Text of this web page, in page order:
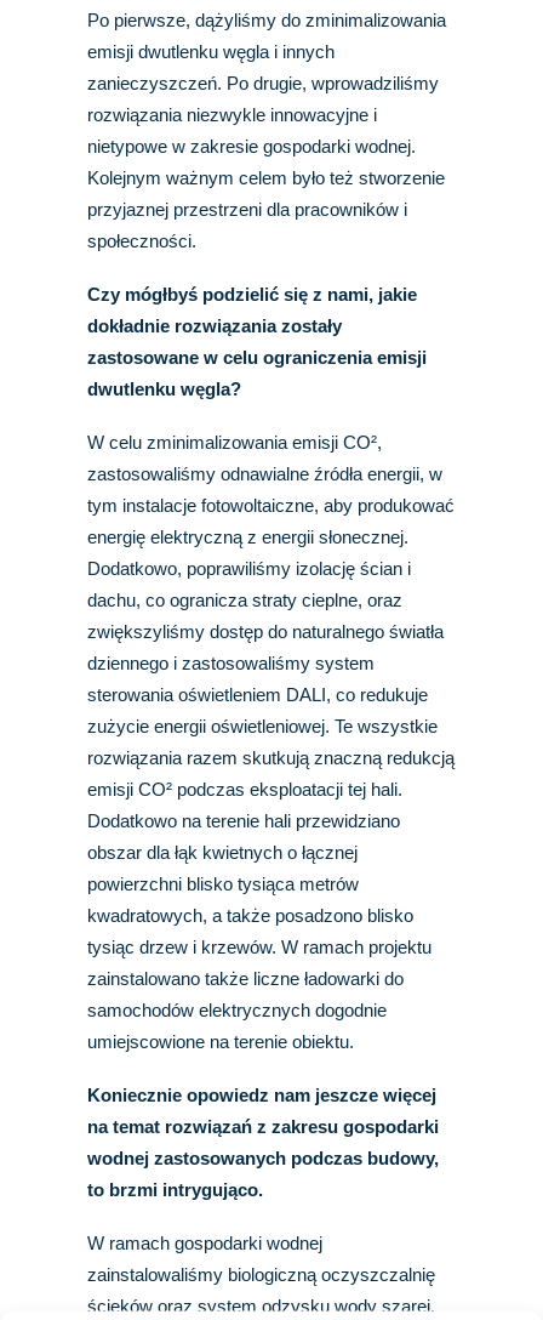
Po pierwsze, dążyliśmy do zminimalizowania
emisji dwutlenku węgla i innych
zanieczyszczeń. Po drugie, wprowadziliśmy
rozwiązania niezwykle innowacyjne i
nietypowe w zakresie gospodarki wodnej.
Kolejnym ważnym celem było też stworzenie
przyjaznej przestrzeni dla pracowników i
społeczności.
Czy mógłbyś podzielić się z nami, jakie
dokładnie rozwiązania zostały
zastosowane w celu ograniczenia emisji
dwutlenku węgla?
W celu zminimalizowania emisji CO²,
zastosowaliśmy odnawialne źródła energii, w
tym instalacje fotowoltaiczne, aby produkować
energię elektryczną z energii słonecznej.
Dodatkowo, poprawiliśmy izolację ścian i
dachu, co ogranicza straty cieplne, oraz
zwiększyliśmy dostęp do naturalnego światła
dziennego i zastosowaliśmy system
sterowania oświetleniem DALI, co redukuje
zużycie energii oświetleniowej. Te wszystkie
rozwiązania razem skutkują znaczną redukcją
emisji CO² podczas eksploatacji tej hali.
Dodatkowo na terenie hali przewidziano
obszar dla łąk kwietnych o łącznej
powierzchni blisko tysiąca metrów
kwadratowych, a także posadzono blisko
tysiąc drzew i krzewów. W ramach projektu
zainstalowano także liczne ładowarki do
samochodów elektrycznych dogodnie
umiejscowione na terenie obiektu.
Koniecznie opowiedz nam jeszcze więcej
na temat rozwiązań z zakresu gospodarki
wodnej zastosowanych podczas budowy,
to brzmi intrygująco.
W ramach gospodarki wodnej
zainstalowaliśmy biologiczną oczyszczalnię
ścieków oraz system odzysku wody szarej,